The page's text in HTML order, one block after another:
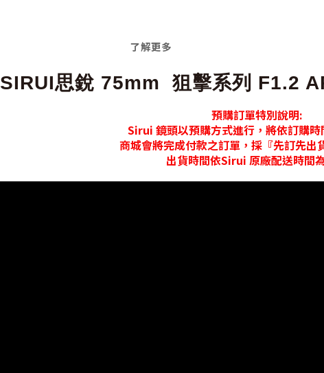
了解更多
SIRUI思銳 75mm 狙擊系列 F1.2
預購訂單特別說明:
Sirui 鏡頭以預購方式進行，將依訂購時
商城會將完成付款之訂單，採『先訂先出
出貨時間依Sirui 原廠配送時間